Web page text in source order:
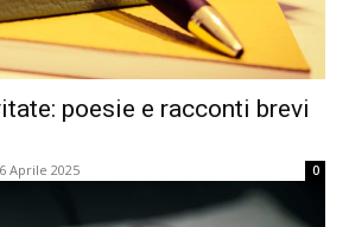
poesie e racconti brevi
Aprile 2025 0